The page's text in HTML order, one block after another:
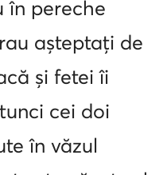
în pereche
așteptați de
și fetei îi
cei doi
în văzul